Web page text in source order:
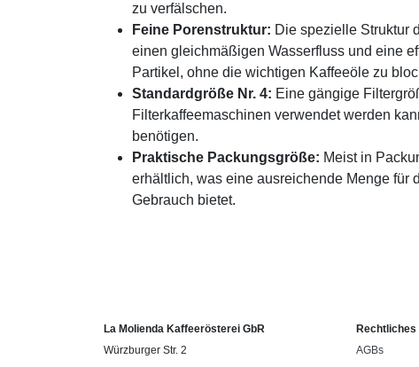
zu verfälschen.
Feine Porenstruktur: Die spezielle Struktur
einen gleichmäßigen Wasserfluss und eine
Partikel, ohne die wichtigen Kaffeeöle zu
Standardgröße Nr. 4: Eine gängige
Filterkaffeemaschinen verwendet werden
benötigen.
Praktische Packungsgröße: Meist in
erhältlich, was eine ausreichende Menge für
Gebrauch bietet.
La Molienda Kaffeerösterei GbR
Würzburger Str. 2
Rechtliches
AGBs